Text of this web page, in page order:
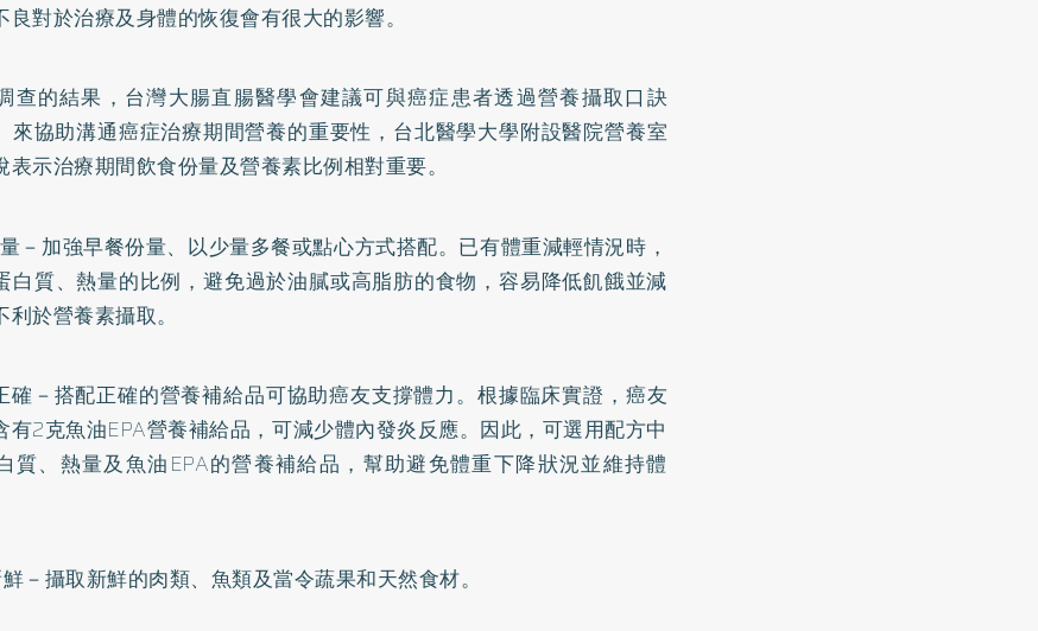
良對於治療及身體的恢復會有很大的影響。
查的結果，台灣大腸直腸醫學會建議可與癌症患者透過營養攝取口訣
來協助溝通癌症治療期間營養的重要性，台北醫學大學附設醫院營養室
表示治療期間飲食份量及營養素比例相對重要。
－加強早餐份量、以少量多餐或點心方式搭配。已有體重減輕情況時，
白質、熱量的比例，避免過於油膩或高脂肪的食物，容易降低飢餓並減
於營養素攝取。
－搭配正確的營養補給品可協助癌友支撐體力。根據臨床實證，癌友
有2克魚油EPA營養補給品，可減少體內發炎反應。因此，可選用配方中
質、熱量及魚油EPA的營養補給品，幫助避免體重下降狀況並維持體
－攝取新鮮的肉類、魚類及當令蔬果和天然食材。